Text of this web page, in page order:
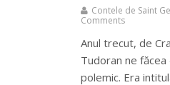
Contele de Saint
Comments
Anul trecut, de
Tudoran ne
polemic. Era